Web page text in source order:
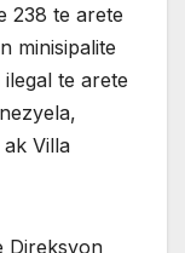
238 te arete
minisipalite
te arete
Villa
Direksyon